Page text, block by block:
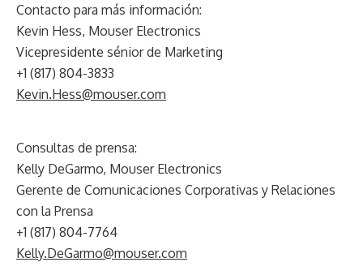
Contacto para más información:
Kevin Hess, Mouser Electronics
Vicepresidente sénior de Marketing
+1 (817) 804-3833
Kevin.Hess@mouser.com
Consultas de prensa:
Kelly DeGarmo, Mouser Electronics
Gerente de Comunicaciones Corporativas y Relaciones
con la Prensa
+1 (817) 804-7764
Kelly.DeGarmo@mouser.com